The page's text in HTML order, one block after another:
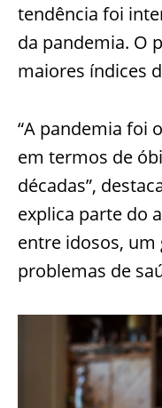
tendência foi
da pandemia. O
maiores índices
“A pandemia foi
em termos de
décadas”,
explica parte do
entre idosos, um
problemas de